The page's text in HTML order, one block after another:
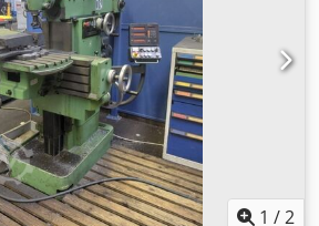
Serrage hydraulique des outils
125 mm Différents porte-fraises
de protection anti-projections Pompe
automatique pour axes X, Y, Z
de refroidissement 4 pieds de
1 /2